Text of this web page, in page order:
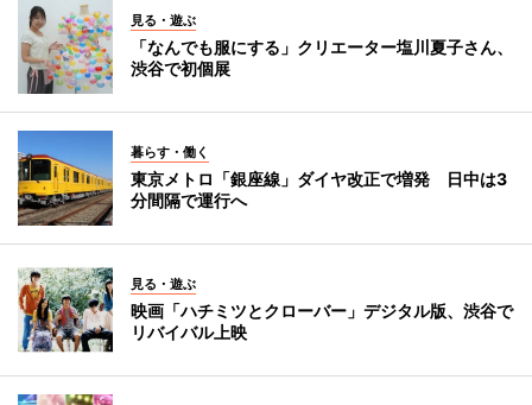
見る・遊ぶ
「なんでも服にする」クリエーター塩川夏子さん、
渋谷で初個展
暮らす・働く
東京メトロ「銀座線」ダイヤ改正で増発 日中は3
分間隔で運行へ
見る・遊ぶ
映画「ハチミツとクローバー」デジタル版、渋谷で
リバイバル上映